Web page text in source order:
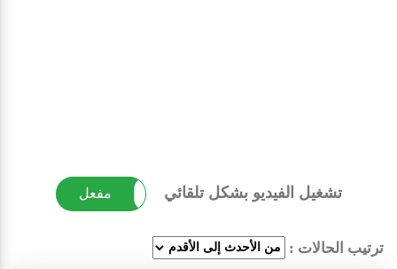
تشغيل الفيديو بشكل تلقائي مفعل غير مفعل
ترتيب الحالات :